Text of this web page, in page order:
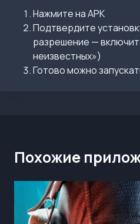
Нажмите на APK
Подтвердите
разрешение —
неизвестных»)
Готово можно
Похожие